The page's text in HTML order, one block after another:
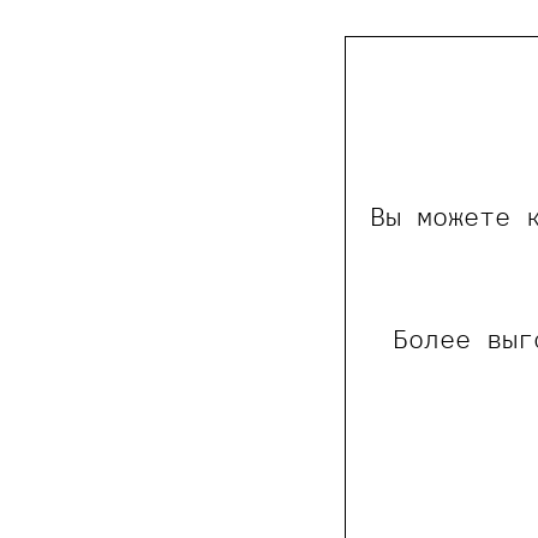
Вы можете
Более